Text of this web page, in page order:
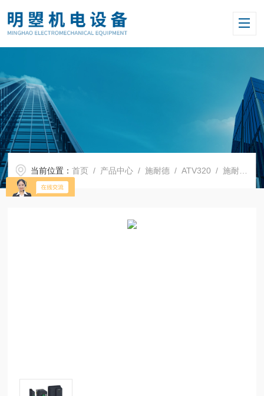
当前位置：首页 / 产品中心 /施耐德 /ATV320 / 施耐德ATV320系列变频器ATV320U11N4B